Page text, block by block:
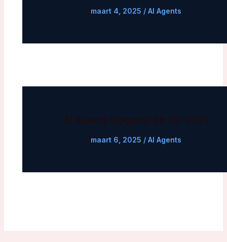
maart 4, 2025 / AI Agents
AI Agents Blogpost 06-03-2025
maart 6, 2025 / AI Agents